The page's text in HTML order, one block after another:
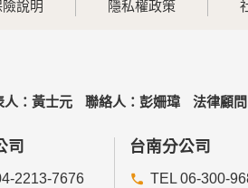
說明 隱私權政策
人：黃士元 聯絡人：彭姍瑋 法律顧
司
2213-7676
台南分公司
TEL 06-300-